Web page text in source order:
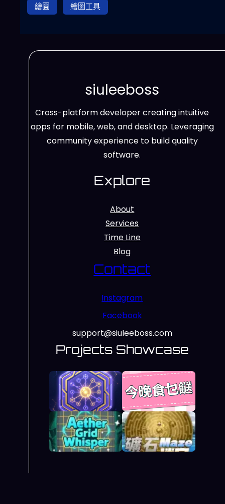
繪圖
繪圖工具
siuleeboss
Cross-platform developer creating intuitive
apps for mobile, web, and desktop. Leveraging
community experience to build quality
software.
Explore
About
Services
Time Line
Blog
Contact
Instagram
Facebook
support@siuleeboss.com
Projects Showcase